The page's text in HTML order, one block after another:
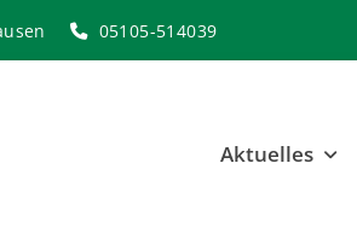
05105-514039
Aktuelles